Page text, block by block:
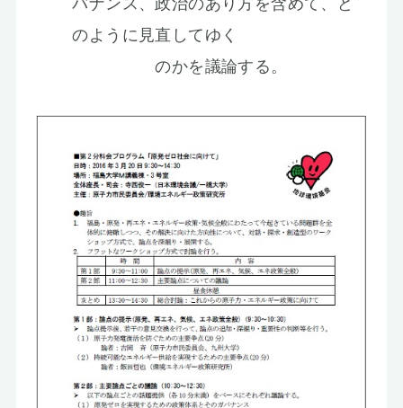
バナンス、政治のあり方を含めて、ど
のように見直してゆく
のかを議論する。